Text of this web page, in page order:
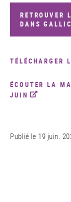
RETROUVER
DANS
TÉLÉCHARGER
ÉCOUTER LA
JUIN
Publié le 19 juin.